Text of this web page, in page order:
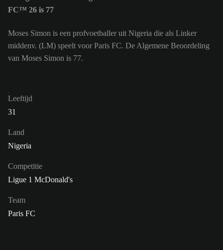
FC™ 26 is 77
Moses Simon is een profvoetballer uit Nigeria die als Linker
middenv. (LM) speelt voor Paris FC. De Algemene Beoordeling
van Moses Simon is 77.
Leeftijd
31
Land
Nigeria
Competitie
Ligue 1 McDonald's
Team
Paris FC